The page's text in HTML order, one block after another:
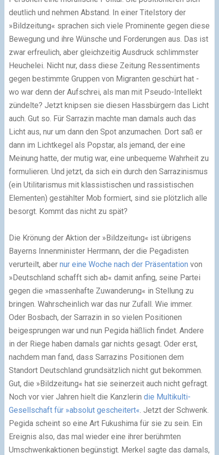
deutlich und nehmen Abstand. In einer Titelstory der
»Bildzeitung« sprachen sich viele Prominente gegen diese
Bewegung und ihre Wünsche und Forderungen aus. Das ist
zwar erfreulich, aber gleichzeitig Ausdruck schlimmster
Heuchelei. Nicht nur, dass diese Zeitung Ressentiments
gegen bestimmte Gruppen von Migranten geschürt hat -
wo war denn der Aufschrei, als man mit Pseudo-Intellekt
zündelte? Jetzt knipsen sie diesen Hassbürgern das Licht
auch. Gut so. Für Sarrazin machte man damals auch das
Licht aus, nur um dann den Spot anzumachen. Dort saß er
dann im Lichtkegel als Popstar, als jemand, der eine
Meinung hatte, der mutig war, eine unbequeme Wahrheit zu
formulieren. Und jetzt, da sich ein durch den Sarrazinismus
(ein Utilitarismus mit klassistischen und rassistischen
Elementen) gestählter Mob formiert, sind sie plötzlich alle
besorgt. Kommt das nicht zu spät?
Die Krönung der Aktion der »Bildzeitung« ist übrigens
Bayerns Innenminister Herrmann, der die Pegadisten
verurteilt, aber nur eine Woche nach der Präsentation von
»Deutschland schafft sich ab« damit anfing, seine Partei
gegen die »massenhafte Zuwanderung« in Stellung zu
bringen. Wahrscheinlich war das nur Zufall. Wie immer.
Oder Bosbach, der Sarrazin in so vielen Positionen
beigesprungen war und nun Pegida häßlich findet. Andere
in der Riege haben damals gar nichts gesagt. Oder erst,
nachdem man fand, dass Sarrazins Positionen dem
Standort Deutschland grundsätzlich nicht gut bekommen.
Gut, die »Bildzeitung« hat sie seinerzeit auch nicht gefragt.
Noch vor vier Jahren hielt die Kanzlerin die Multikulti-
Gesellschaft für »absolut gescheitert« . Jetzt der Schwenk.
Pegida scheint so eine Art Fukushima für sie zu sein. Ein
Ereignis also, das mal wieder eine ihrer berühmten
Umschwenkaktionen begünstigt. Merkel sagte das damals,